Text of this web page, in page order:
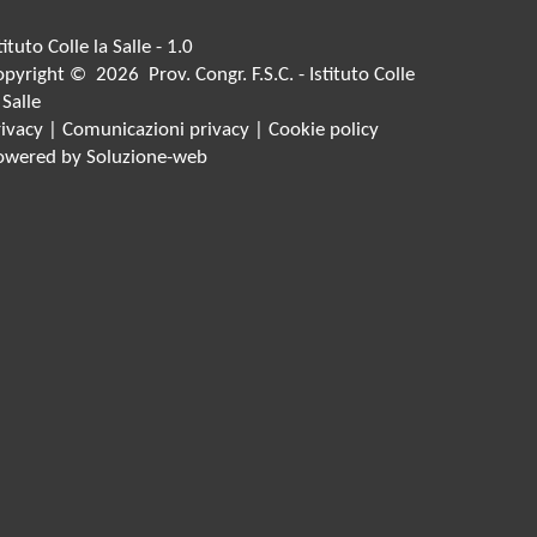
Colle la Salle - 1.0
© 2026 Prov. Congr. F.S.C. - Istituto Colle
Salle
Comunicazioni privacy
Cookie policy
by Soluzione-web